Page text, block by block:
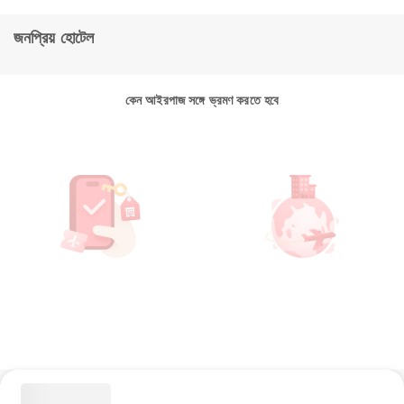
জনপ্রিয় হোটেল
কেন আইরপাজ সঙ্গে ভ্রমণ করতে হবে